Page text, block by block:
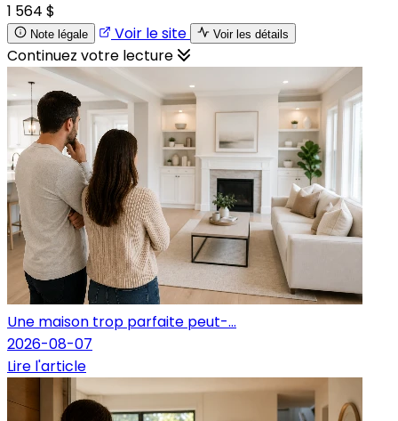
1 564 $
Note légale Voir le site Voir les détails
Continuez votre lecture
Une maison trop parfaite peut-...
2026-08-07
Lire l'article